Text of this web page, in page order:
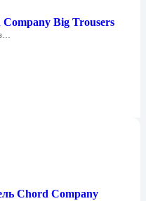
Big Trousers
Chord Company